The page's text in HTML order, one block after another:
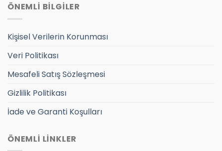
ÖNEMLİ BİLGİLER
Kişisel Verilerin Korunması
Veri Politikası
Mesafeli Satış Sözleşmesi
Gizlilik Politikası
İade ve Garanti Koşulları
ÖNEMLİ LİNKLER